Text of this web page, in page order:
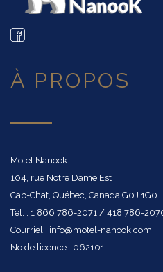
À PROPOS
Motel Nanook
104, rue Notre Dame Est
Cap-Chat, Québec, Canada G0J 1G0
Tél. : 1 866 786-2071 / 418 786-
Courriel : info@motel-nanook.com
No de licence : 062101